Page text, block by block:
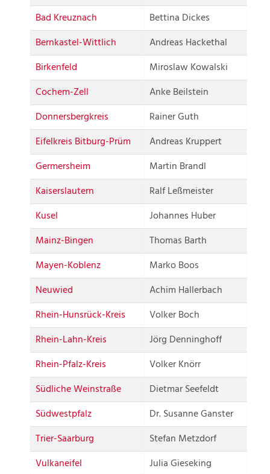
Bad Kreuznach
Bettina Dickes
Bernkastel-Wittlich
Andreas Hackethal
Birkenfeld
Miroslaw Kowalski
Cochem-Zell
Anke Beilstein
Donnersbergkreis
Rainer Guth
Eifelkreis Bitburg-Prüm
Andreas Kruppert
Germersheim
Martin Brandl
Kaiserslautern
Ralf Leßmeister
Kusel
Johannes Huber
Mainz-Bingen
Thomas Barth
Mayen-Koblenz
Marko Boos
Neuwied
Achim Hallerbach
Rhein-Hunsrück-Kreis
Volker Boch
Rhein-Lahn-Kreis
Jörg Denninghoff
Rhein-Pfalz-Kreis
Volker Knörr
Südliche Weinstraße
Dietmar Seefeldt
Südwestpfalz
Dr. Susanne Ganster
Trier-Saarburg
Stefan Metzdorf
Vulkaneifel
Julia Gieseking